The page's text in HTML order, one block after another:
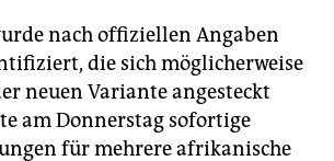
nach offiziellen Angaben
die sich möglicherweise
neuen Variante angesteckt
am Donnerstag sofortige
für mehrere afrikanische